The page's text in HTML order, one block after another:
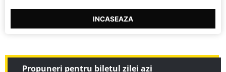
INCASEAZA
Propuneri pentru biletul zilei azi